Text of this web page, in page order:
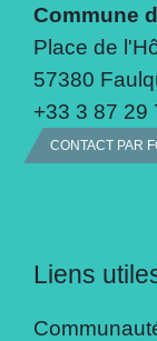
Commune
Place de
57380
+33 3 87 29
CONTACT PAR
Liens